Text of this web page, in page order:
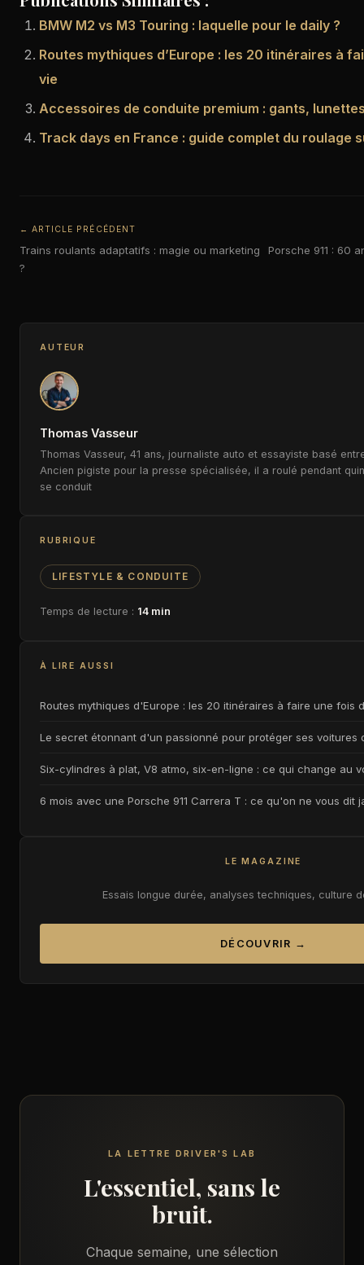
BMW M2 vs M3 Touring : laquelle pour le daily ?
Routes mythiques d’Europe : les 20 itinéraires à
vie
Accessoires de conduite premium : gants,
Track days en France : guide complet du roulage
← ARTICLE PRÉCÉDENT
Trains roulants adaptatifs : magie ou marketing
?
Porsche 911 : 60
AUTEUR
Thomas Vasseur
Thomas Vasseur, 41 ans, journaliste auto et essayiste basé
Ancien pigiste pour la presse spécialisée, il a roulé pendant
se conduit
RUBRIQUE
LIFESTYLE & CONDUITE
Temps de lecture : 14 min
À LIRE AUSSI
Routes mythiques d'Europe : les 20 itinéraires à faire une fois
Le secret étonnant d'un passionné pour protéger ses voitures
Six-cylindres à plat, V8 atmo, six-en-ligne : ce qui change au
6 mois avec une Porsche 911 Carrera T : ce qu'on ne vous dit
LE MAGAZINE
Essais longue durée, analyses techniques, culture
DÉCOUVRIR →
LA LETTRE DRIVER'S LAB
L'essentiel, sans le
bruit.
Chaque semaine, une sélection